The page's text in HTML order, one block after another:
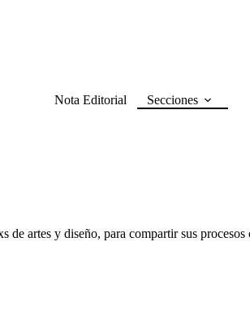
Nota Editorial Secciones
de artes y diseño, para compartir sus